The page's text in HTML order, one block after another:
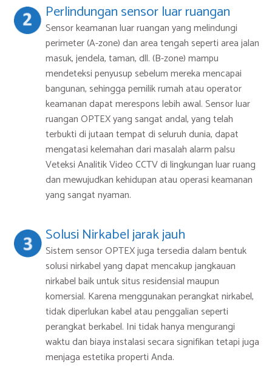
Perlindungan sensor luar ruangan
Sensor keamanan luar ruangan yang melindungi
perimeter (A-zone) dan area tengah seperti area jalan
masuk, jendela, taman, dll. (B-zone) mampu
mendeteksi penyusup sebelum mereka mencapai
bangunan, sehingga pemilik rumah atau operator
keamanan dapat merespons lebih awal. Sensor luar
ruangan OPTEX yang sangat andal, yang telah
terbukti di jutaan tempat di seluruh dunia, dapat
mengatasi kelemahan dari masalah alarm palsu
Veteksi Analitik Video CCTV di lingkungan luar ruang
dan mewujudkan kehidupan atau operasi keamanan
yang sangat nyaman.
Solusi Nirkabel jarak jauh
Sistem sensor OPTEX juga tersedia dalam bentuk
solusi nirkabel yang dapat mencakup jangkauan
nirkabel baik untuk situs residensial maupun
komersial. Karena menggunakan perangkat nirkabel,
tidak diperlukan kabel atau penggalian seperti
perangkat berkabel. Ini tidak hanya mengurangi
waktu dan biaya instalasi secara signifikan tetapi juga
menjaga estetika properti Anda.